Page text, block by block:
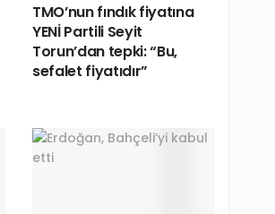
TMO’nun fındık fiyatına
YENİ Partili Seyit
Torun’dan tepki: “Bu,
sefalet fiyatıdır”